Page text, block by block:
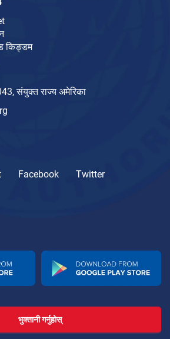
किङ्डम
संयुक्त राज्य अमेरिका
Facebook
Twitter
भुक्तानी गर्नुहोस्